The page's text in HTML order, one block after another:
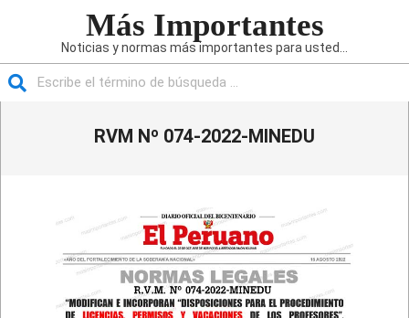
Más Importantes
Noticias y normas más importantes para usted...
RVM Nº 074-2022-MINEDU